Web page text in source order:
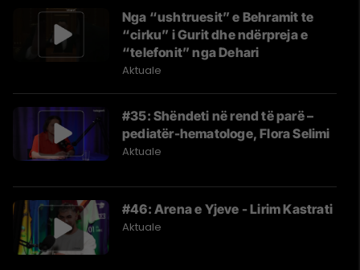
Nga “ushtruesit” e Behramit te
“cirku” i Gurit dhe ndërpreja e
“telefonit” nga Dehari
Aktuale
#35: Shëndeti në rend të parë –
pediatër-hematologe, Flora Selimi
Aktuale
#46: Arena e Yjeve - Lirim Kastrati
Aktuale